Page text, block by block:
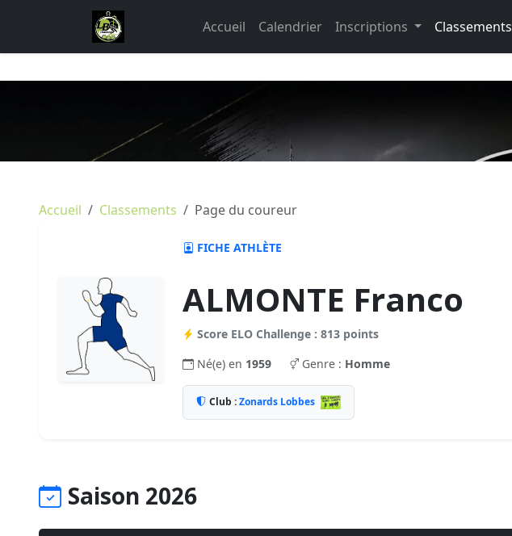
Accueil Calendrier Inscriptions Classements
Accueil Classements Page du coureur
FICHE ATHLÈTE
ALMONTE Franco
Score ELO Challenge : 813 points
Né(e) en 1959 Genre : Homme
Club :Zonards Lobbes
Saison 2026